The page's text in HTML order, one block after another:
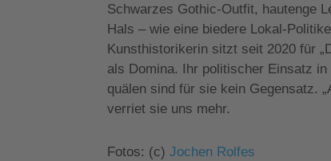
Schwarzes Gothic-Outfit, hautenge
Hals – wie eine biedere Lokal-
Kunsthistorikerin sitzt seit 2020 für
als Domina. Ihr politischer Einsatz
quälen sind für sie kein Gegensatz.
verriet sie uns mehr.
Fotos: (c)Jochen Rolfes